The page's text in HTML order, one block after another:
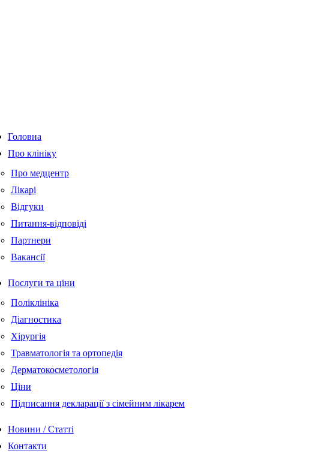
Головна
Про клініку
Про медцентр
Лікарі
Відгуки
Питання-відповіді
Партнери
Вакансії
Послуги та ціни
Поліклініка
Діагностика
Хірургія
Травматологія та ортопедія
Дерматокосметологія
Ціни
Підписання декларації з сімейним лікарем
Новини / Статті
Контакти